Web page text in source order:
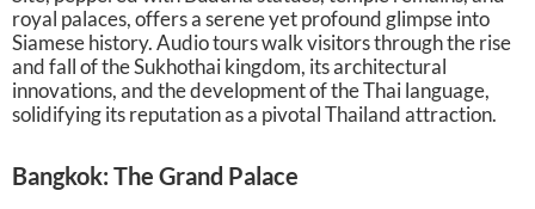
royal palaces, offers a serene yet profound glimpse into
Siamese history. Audio tours walk visitors through the rise
and fall of the Sukhothai kingdom, its architectural
innovations, and the development of the Thai language,
solidifying its reputation as a pivotal Thailand attraction.
Bangkok: The Grand Palace